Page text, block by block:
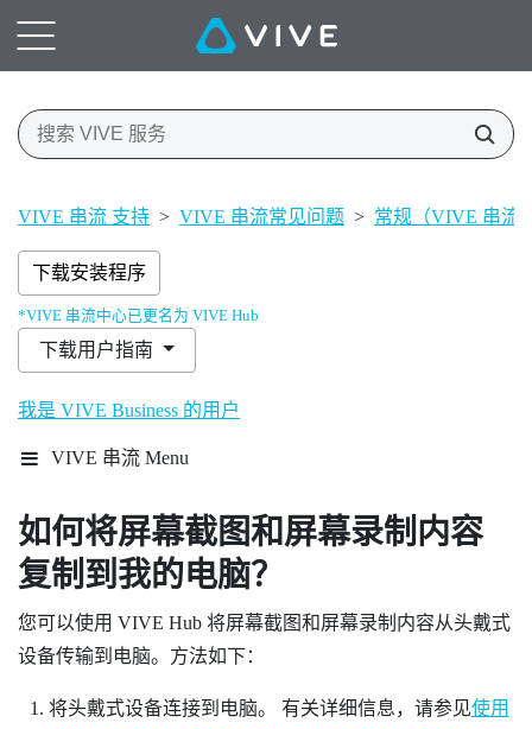
VIVE 串流 支持 > VIVE 串流常见问题 > 常规（VIVE 串流
下载安装程序
*VIVE 串流中心已更名为 VIVE Hub
下载用户指南
我是 VIVE Business 的用户
VIVE 串流 Menu
如何将屏幕截图和屏幕录制内容
复制到我的电脑？
您可以使用 VIVE Hub 将屏幕截图和屏幕录制内容从头戴式
设备传输到电脑。方法如下：
将头戴式设备连接到电脑。 有关详细信息，请参见使用